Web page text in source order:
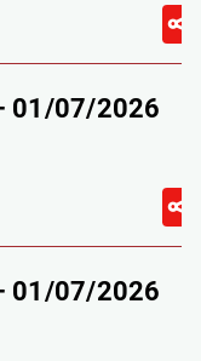
01/07/2026
01/07/2026